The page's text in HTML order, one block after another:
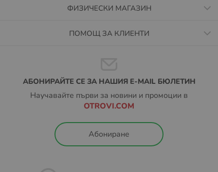
ФИЗИЧЕСКИ МАГАЗИН
ПОМОЩ ЗА КЛИЕНТИ
АБОНИРАЙТЕ СЕ ЗА НАШИЯ E-MAIL БЮЛЕТИН
Научавайте първи за новини и промоции в
OTROVI.COM
Абониране